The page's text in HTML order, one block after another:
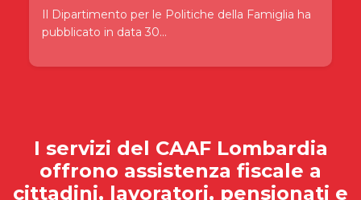
Il Dipartimento per le Politiche della Famiglia ha
pubblicato in data 30...
I servizi del CAAF Lombardia
offrono assistenza fiscale a
cittadini, lavoratori, pensionati e